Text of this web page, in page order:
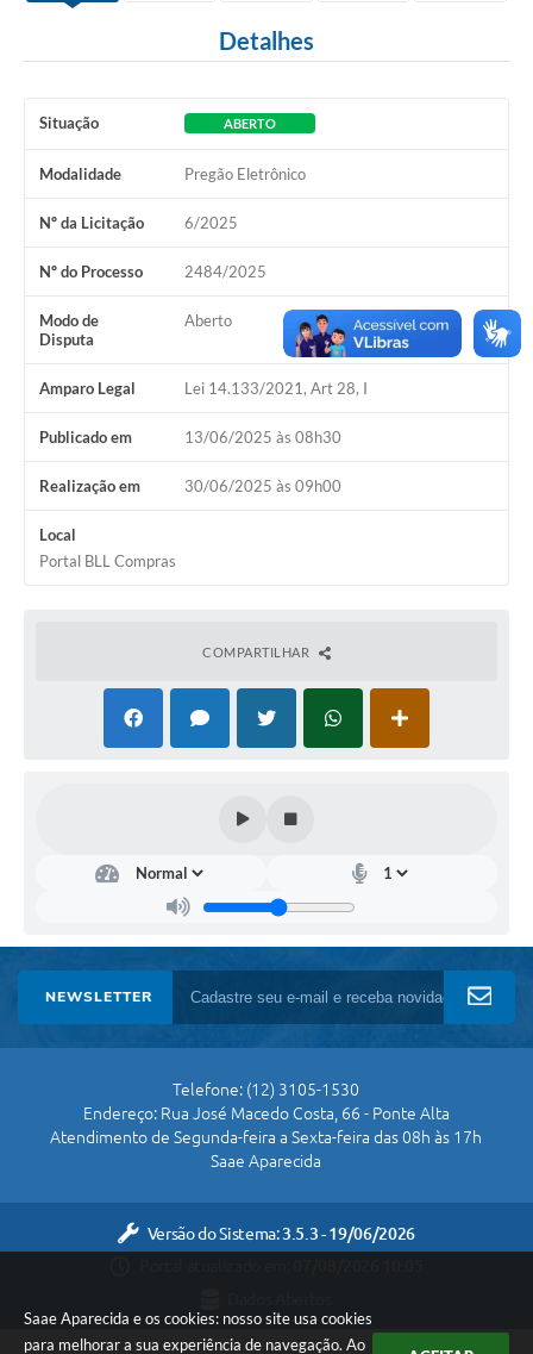
Saae Aparecida e os cookies: nosso site usa cookies
para melhorar a sua experiência de navegação. Ao
Contratos
Galeria de Fotos
Galeria de Vídeos
Recomendações e Avisos em Geral
Setores
LGPD
Decreto 5.152/2024
Obras
Agenda
Links
Telefones Úteis
Detalhes
Situação ABERTO
Modalidade Pregão Eletrônico
Nº da Licitação 6/2025
Nº do Processo 2484/2025
Modo de
Disputa
Aberto
Amparo Legal Lei 14.133/2021, Art 28, I
Publicado em 13/06/2025 às 08h30
Realização em 30/06/2025 às 09h00
Local
Portal BLL Compras
COMPARTILHAR
NEWSLETTER
Telefone: (12) 3105-1530
Endereço: Rua José Macedo Costa, 66 - Ponte Alta
Atendimento de Segunda-feira a Sexta-feira das 08h às 17h
Saae Aparecida
Versão do Sistema:3.5.3 - 19/06/2026